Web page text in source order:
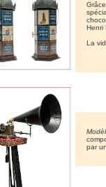
Henri
La
par